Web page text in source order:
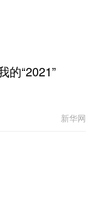
的“2021”
新华网